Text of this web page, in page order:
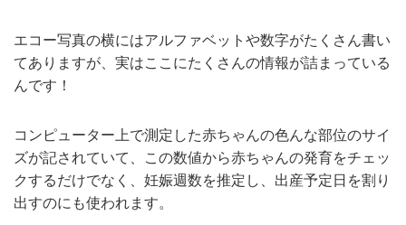
エコー写真の横にはアルファベットや数字がたくさん書い
てありますが、実はここにたくさんの情報が詰まっている
んです！
コンピューター上で測定した赤ちゃんの色んな部位のサイ
ズが記されていて、この数値から赤ちゃんの発育をチェッ
クするだけでなく、妊娠週数を推定し、出産予定日を割り
出すのにも使われます。